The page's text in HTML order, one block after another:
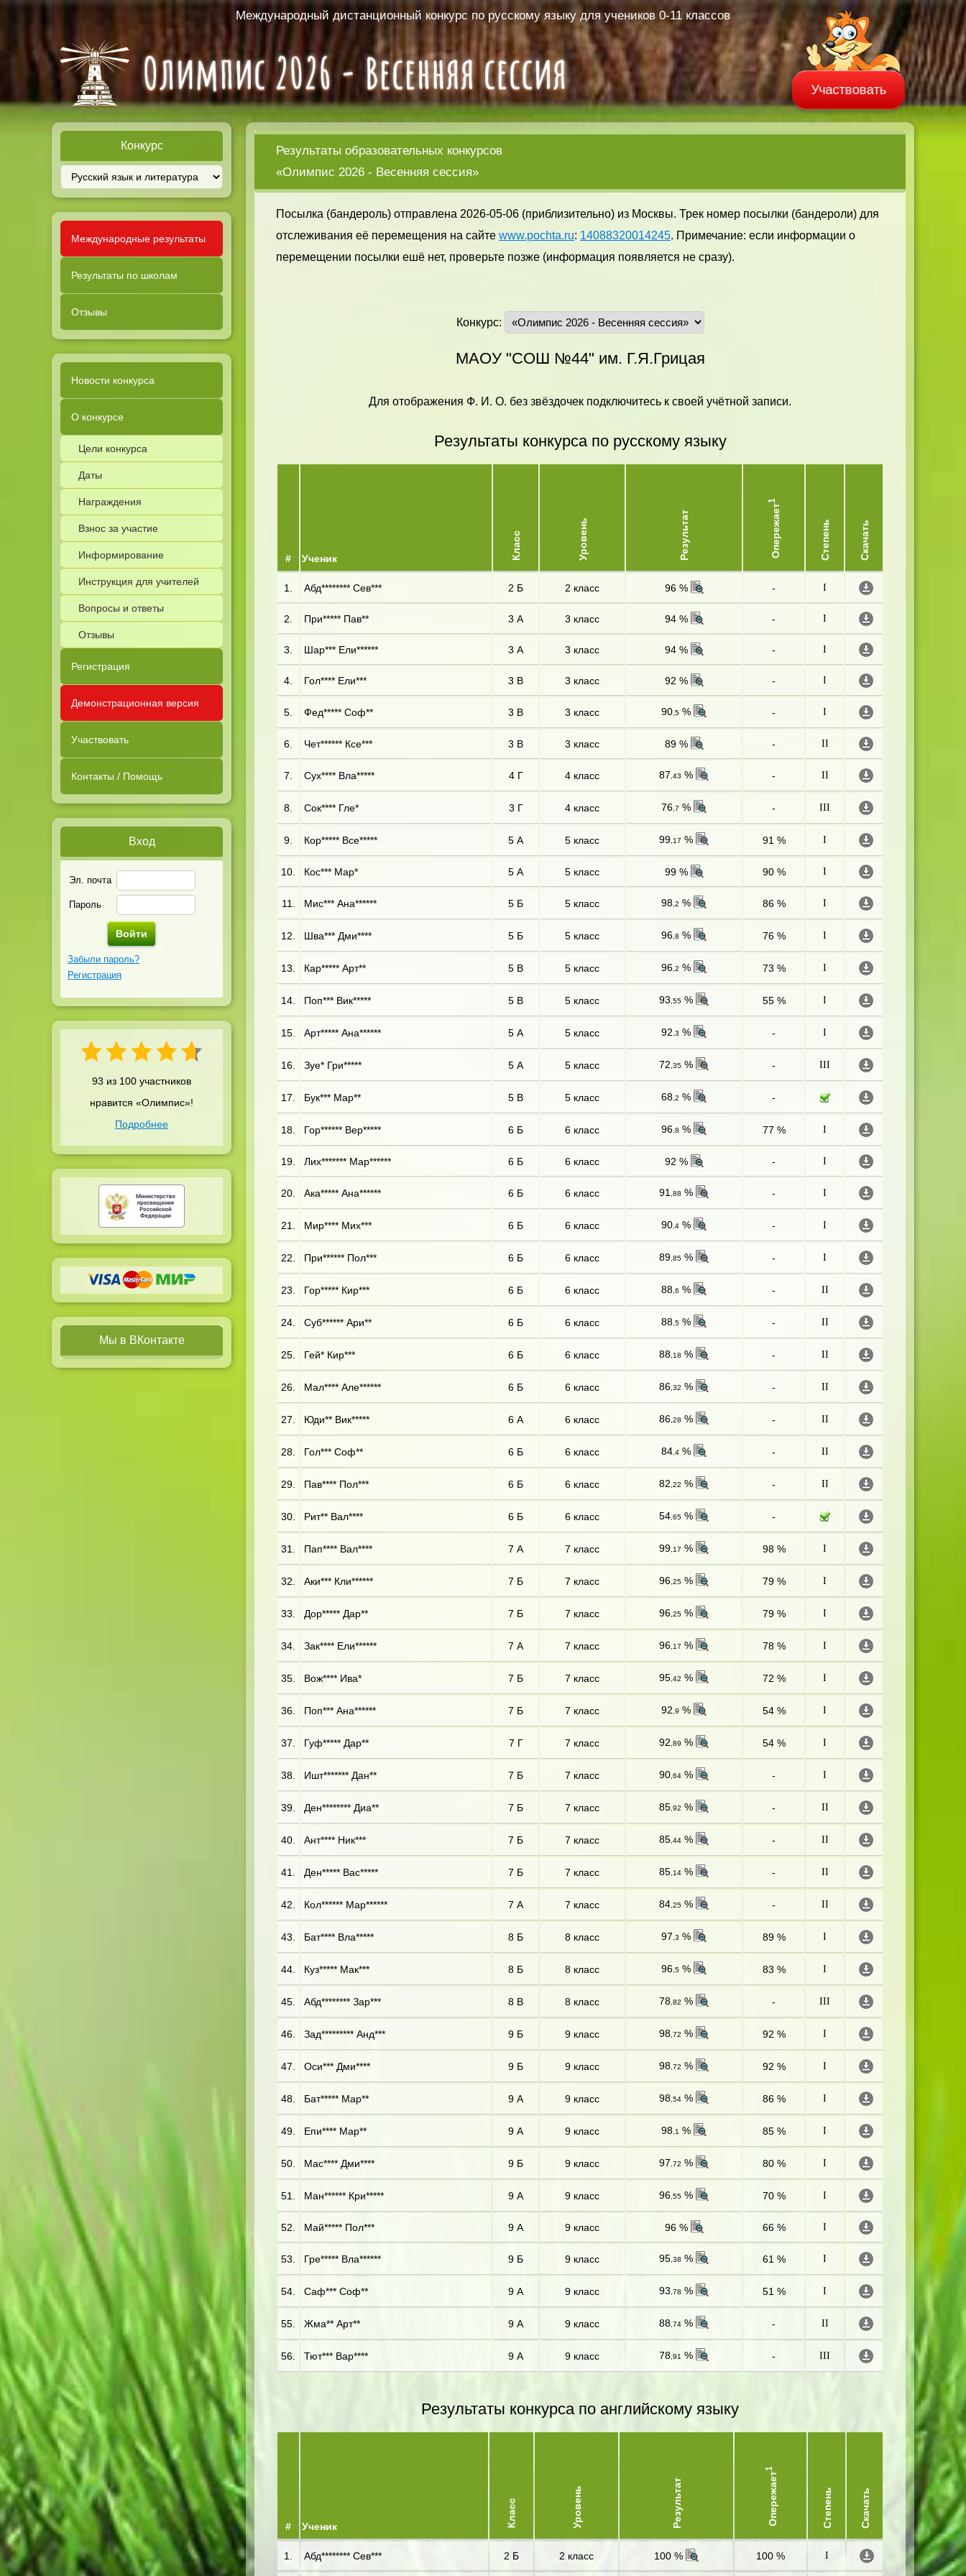
Международный дистанционный конкурс по русскому языку для учеников 0-11 классов
Участвовать
Конкурс
Международные результаты
Результаты по школам
Отзывы
Новости конкурса
О конкурсе
Цели конкурса
Даты
Награждения
Взнос за участие
Информирование
Инструкция для учителей
Вопросы и ответы
Отзывы
Регистрация
Демонстрационная версия
Участвовать
Контакты / Помощь
Вход
Эл. почта
Пароль
Забыли пароль?
Регистрация
93 из 100 участников
нравится «Олимпис»!
Подробнее
Мы в ВКонтакте
Результаты образовательных конкурсов
«Олимпис 2026 - Весенняя сессия»
Посылка (бандероль) отправлена 2026-05-06 (приблизительно) из Москвы. Трек номер посылки (бандероли) для
отслеживания её перемещения на сайте www.pochta.ru: 14088320014245. Примечание: если информации о
перемещении посылки ешё нет, проверьте позже (информация появляется не сразу).
Конкурс:
МАОУ "СОШ №44" им. Г.Я.Грицая
Для отображения Ф. И. О. без звёздочек подключитесь к своей учётной записи.
Результаты конкурса по русскому языку
# Ученик Класс Уровень Результат Опережает
1
Степень Скачать
1. Абд******** Сев*** 2 Б 2 класс 96 % - I
2. При***** Пав** 3 А 3 класс 94 % - I
3. Шар*** Ели****** 3 А 3 класс 94 % - I
4. Гол**** Ели*** 3 В 3 класс 92 % - I
5. Фед***** Соф** 3 В 3 класс 90 ,5 % - I
6. Чет****** Ксе*** 3 В 3 класс 89 % - II
7. Сух**** Вла***** 4 Г 4 класс 87 ,43 % - II
8. Сок**** Гле* 3 Г 4 класс 76 ,7 % - III
9. Кор***** Все***** 5 А 5 класс 99 ,17 % 91 % I
10. Кос*** Мар* 5 А 5 класс 99 % 90 % I
11. Мис*** Ана****** 5 Б 5 класс 98 ,2 % 86 % I
12. Шва*** Дми**** 5 Б 5 класс 96 ,8 % 76 % I
13. Кар***** Арт** 5 В 5 класс 96 ,2 % 73 % I
14. Поп*** Вик***** 5 В 5 класс 93 ,55 % 55 % I
15. Арт***** Ана****** 5 А 5 класс 92 ,3 % - I
16. Зуе* Гри***** 5 А 5 класс 72 ,35 % - III
17. Бук*** Мар** 5 В 5 класс 68 ,2 % -
18. Гор****** Вер***** 6 Б 6 класс 96 ,8 % 77 % I
19. Лих******* Мар****** 6 Б 6 класс 92 % - I
20. Ака***** Ана****** 6 Б 6 класс 91 ,88 % - I
21. Мир**** Мих*** 6 Б 6 класс 90 ,4 % - I
22. При****** Пол*** 6 Б 6 класс 89 ,85 % - I
23. Гор***** Кир*** 6 Б 6 класс 88 ,6 % - II
24. Суб****** Ари** 6 Б 6 класс 88 ,5 % - II
25. Гей* Кир*** 6 Б 6 класс 88 ,18 % - II
26. Мал**** Але****** 6 Б 6 класс 86 ,32 % - II
27. Юди** Вик***** 6 А 6 класс 86 ,28 % - II
28. Гол*** Соф** 6 Б 6 класс 84 ,4 % - II
29. Пав**** Пол*** 6 Б 6 класс 82 ,22 % - II
30. Рит** Вал**** 6 Б 6 класс 54 ,65 % -
31. Пап**** Вал**** 7 А 7 класс 99 ,17 % 98 % I
32. Аки*** Кли****** 7 Б 7 класс 96 ,25 % 79 % I
33. Дор***** Дар** 7 Б 7 класс 96 ,25 % 79 % I
34. Зак**** Ели****** 7 А 7 класс 96 ,17 % 78 % I
35. Вож**** Ива* 7 Б 7 класс 95 ,42 % 72 % I
36. Поп*** Ана****** 7 Б 7 класс 92 ,9 % 54 % I
37. Гуф***** Дар** 7 Г 7 класс 92 ,89 % 54 % I
38. Ишт******* Дан** 7 Б 7 класс 90 ,64 % - I
39. Ден******** Диа** 7 Б 7 класс 85 ,92 % - II
40. Ант**** Ник*** 7 Б 7 класс 85 ,44 % - II
41. Ден***** Вас***** 7 Б 7 класс 85 ,14 % - II
42. Кол****** Мар****** 7 А 7 класс 84 ,25 % - II
43. Бат**** Вла***** 8 Б 8 класс 97 ,3 % 89 % I
44. Куз***** Мак*** 8 Б 8 класс 96 ,5 % 83 % I
45. Абд******** Зар*** 8 В 8 класс 78 ,82 % - III
46. Зад********* Анд*** 9 Б 9 класс 98 ,72 % 92 % I
47. Оси*** Дми**** 9 Б 9 класс 98 ,72 % 92 % I
48. Бат***** Мар** 9 А 9 класс 98 ,54 % 86 % I
49. Епи**** Мар** 9 А 9 класс 98 ,1 % 85 % I
50. Мас**** Дми**** 9 Б 9 класс 97 ,72 % 80 % I
51. Ман****** Кри***** 9 А 9 класс 96 ,55 % 70 % I
52. Май***** Пол*** 9 А 9 класс 96 % 66 % I
53. Гре***** Вла****** 9 Б 9 класс 95 ,38 % 61 % I
54. Саф*** Соф** 9 А 9 класс 93 ,78 % 51 % I
55. Жма** Арт** 9 А 9 класс 88 ,74 % - II
56. Тют*** Вар**** 9 А 9 класс 78 ,91 % - III
Результаты конкурса по английскому языку
# Ученик Класс Уровень Результат Опережает
1
Степень Скачать
1. Абд******** Сев*** 2 Б 2 класс 100 % 100 % I